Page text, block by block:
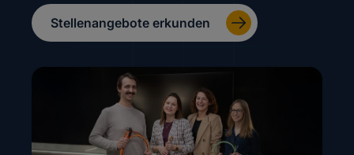
Stellenangebote erkunden